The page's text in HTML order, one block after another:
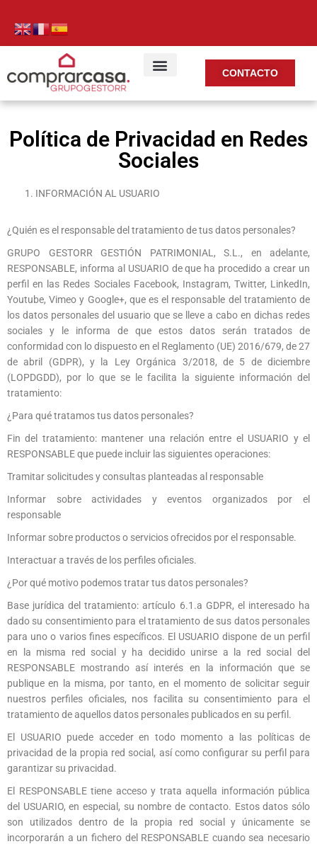
CONTACTO
Política de Privacidad en Redes
Sociales
INFORMACIÓN AL USUARIO
¿Quién es el responsable del tratamiento de tus datos personales?
GRUPO GESTORR GESTIÓN PATRIMONIAL, S.L., en adelante,
RESPONSABLE, informa al USUARIO de que ha procedido a crear un
perfil en las Redes Sociales Facebook, Instagram, Twitter, LinkedIn,
Youtube, Vimeo y Google+, que es el responsable del tratamiento de
los datos personales del usuario que se lleve a cabo en dichas redes
sociales y le informa de que estos datos serán tratados de
conformidad con lo dispuesto en el Reglamento (UE) 2016/679, de 27
de abril (GDPR), y la Ley Orgánica 3/2018, de 5 de diciembre
(LOPDGDD), por lo que se le facilita la siguiente información del
tratamiento:
¿Para qué tratamos tus datos personales?
Fin del tratamiento: mantener una relación entre el USUARIO y el
RESPONSABLE que puede incluir las siguientes operaciones:
Tramitar solicitudes y consultas planteadas al responsable
Informar sobre actividades y eventos organizados por el
responsable
Informar sobre productos o servicios ofrecidos por el responsable.
Interactuar a través de los perfiles oficiales.
¿Por qué motivo podemos tratar tus datos personales?
Base jurídica del tratamiento: artículo 6.1.a GDPR, el interesado ha
dado su consentimiento para el tratamiento de sus datos personales
para uno o varios fines específicos. El USUARIO dispone de un perfil
en la misma red social y ha decidido unirse a la red social del
RESPONSABLE mostrando así interés en la información que se
publique en la misma, por tanto, en el momento de solicitar seguir
nuestros perfiles oficiales, nos facilita su consentimiento para el
tratamiento de aquellos datos personales publicados en su perfil.
El USUARIO puede acceder en todo momento a las políticas de
privacidad de la propia red social, así como configurar su perfil para
garantizar su privacidad.
El RESPONSABLE tiene acceso y trata aquella información pública
del USUARIO, en especial, su nombre de contacto. Estos datos sólo
son utilizados dentro de la propia red social y únicamente se
incorporarán a un fichero del RESPONSABLE cuando sea necesario